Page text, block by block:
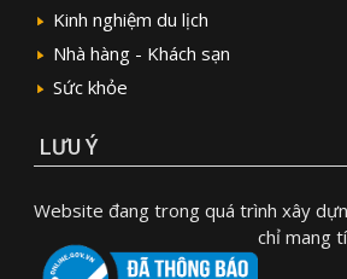
Kinh nghiệm du lịch
Nhà hàng - Khách sạn
Sức khỏe
LƯU Ý
Website đang trong quá trình xây
chỉ mang